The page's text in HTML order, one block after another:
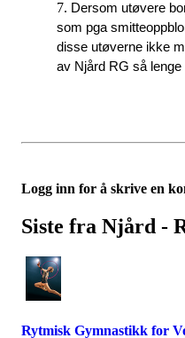
Dersom utøvere
som pga
disse utøverne ikke
av Njård RG så
Logg inn for å skrive en
Siste fra Njård -
Rytmisk Gymnastikk for